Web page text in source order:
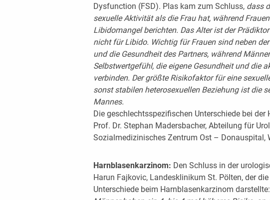
Dysfunction (FSD). Plas kam zum Schluss, dass
sexuelle Aktivität als die Frau hat, während
Libidomangel berichten. Das Alter ist der
nicht für Libido. Wichtig für Frauen sind neben
und die Gesundheit des Partners, während
Selbstwertgefühl, die eigene Gesundheit und die
verbinden. Der größte Risikofaktor für eine
sonst stabilen heterosexuellen Beziehung ist die
Mannes.
Die geschlechtsspezifischen Unterschiede bei
Prof. Dr. Stephan Madersbacher, Abteilung für
Sozialmedizinisches Zentrum Ost – Donauspital,
Harnblasenkarzinom: Den Schluss in der
Harun Fajkovic, Landesklinikum St. Pölten, der
Unterschiede beim Harnblasenkarzinom darstellte: